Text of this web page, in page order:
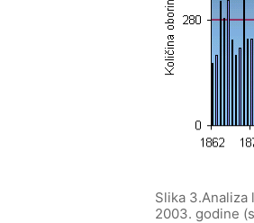
Slika
2003. godine